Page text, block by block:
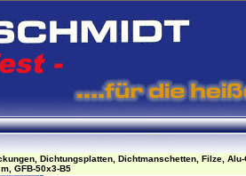
Dichtungsplatten, Dichtmanschetten, Filze, Alu-
GFB-50x3-B5